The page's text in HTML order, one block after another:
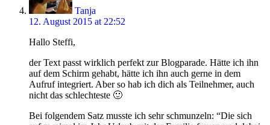
Tanja
12. August 2015 at 22:52
Hallo Steffi,
der Text passt wirklich perfekt zur Blogparade. Hätte ich ihn
auf dem Schirm gehabt, hätte ich ihn auch gerne in dem
Aufruf integriert. Aber so hab ich dich als Teilnehmer, auch
nicht das schlechteste 🙂
Bei folgendem Satz musste ich sehr schmunzeln: “Die sich